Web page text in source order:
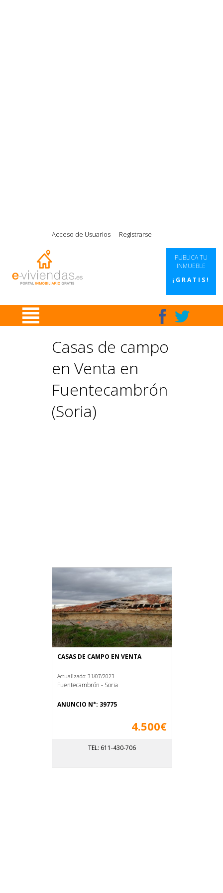
Acceso de Usuarios Registrarse
PUBLICA TU
INMUEBLE
¡GRATIS!
Casas de campo
en Venta en
Fuentecambrón
(Soria)
CASAS DE CAMPO EN VENTA
Actualizado: 31/07/2023
Fuentecambrón - Soria
ANUNCIO N°: 39775
4.500€
TEL: 611-430-706